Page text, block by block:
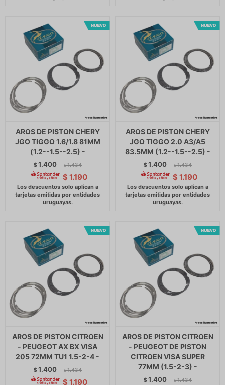
AROS DE PISTON CHERY
JGO TIGGO 1.6/1.8 81MM
(1.2--1.5--2.5) -
$1.400 $ 1.434
$ 1.190
AROS DE PISTON CHERY
JGO TIGGO 2.0 A3/A5
83.5MM (1.2--1.5--2.5) -
$1.400 $ 1.434
$ 1.190
AROS DE PISTON CITROEN
- PEUGEOT AX BX VISA
205 72MM TU1 1.5-2-4 -
$1.400 $ 1.434
$ 1.190
AROS DE PISTON CITROEN
- PEUGEOT DE PISTON
CITROEN VISA SUPER
77MM (1.5-2-3) -
$1.400 $ 1.434